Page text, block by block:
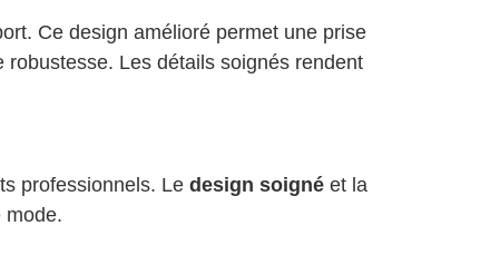
Ce design amélioré permet une prise
Les détails soignés rendent
professionnels. Le design soigné et la
mode.